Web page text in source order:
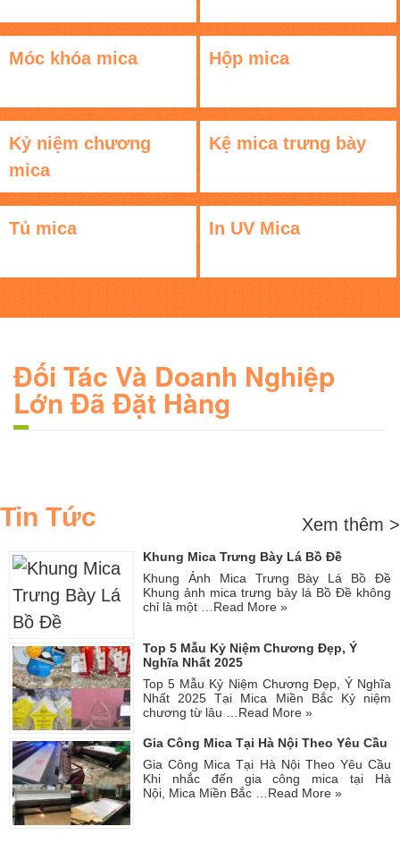
Móc khóa mica Hộp mica
Kỷ niệm chương
mica
Kệ mica trưng bày
Tủ mica In UV Mica
Đối Tác Và Doanh Nghiệp
Lớn Đã Đặt Hàng
Tin Tức Xem thêm >
Khung Mica Trưng Bày Lá Bồ Đề
Khung Ảnh Mica Trưng Bày Lá Bồ Đề
Khung ảnh mica trưng bày lá Bồ Đề không
chỉ là một … Read More »
Top 5 Mẫu Kỷ Niệm Chương Đẹp, Ý
Nghĩa Nhất 2025
Top 5 Mẫu Kỷ Niệm Chương Đẹp, Ý Nghĩa
Nhất 2025 Tại Mica Miền Bắc Kỷ niệm
chương từ lâu … Read More »
Gia Công Mica Tại Hà Nội Theo Yêu Cầu
Gia Công Mica Tại Hà Nội Theo Yêu Cầu
Khi nhắc đến gia công mica tại Hà
Nội, Mica Miền Bắc … Read More »